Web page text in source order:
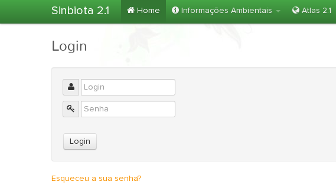
Sinbiota 2.1 Home Informações Ambientais Atlas 2.1
Login
Esqueceu a sua senha?